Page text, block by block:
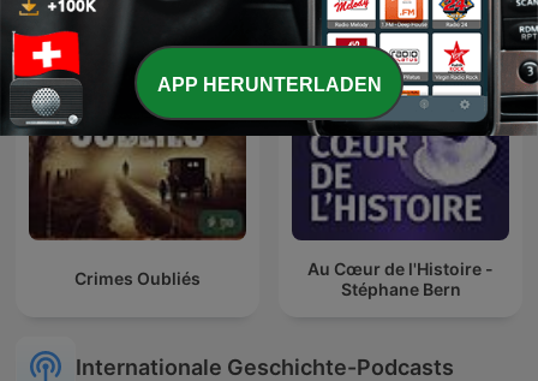
Crimes Oubliés
Au Cœur de l'Histoire -
Stéphane Bern
Internationale Geschichte-Podcasts
APP HERUNTERLADEN